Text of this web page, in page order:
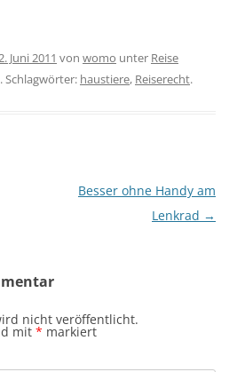
Juni 2011 von womo unter Reise
haustiere, Reiserecht.
Besser ohne Handy am
Lenkrad →
nicht veröffentlicht.
mit * markiert